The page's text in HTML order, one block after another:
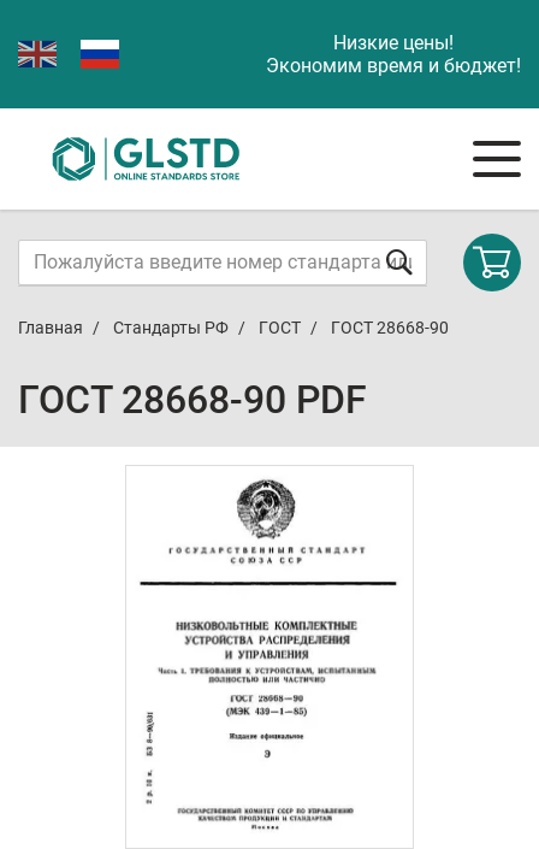
Низкие цены!
Экономим время и бюджет!
Главная Стандарты РФ ГОСТ ГОСТ 28668-90
ГОСТ 28668-90 PDF